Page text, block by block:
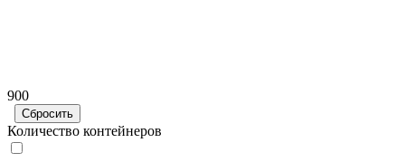
900
Сбросить
Количество контейнеров